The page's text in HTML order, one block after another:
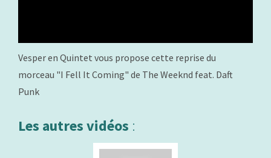
Vesper en Quintet vous propose cette reprise du
morceau "I Fell It Coming" de The Weeknd feat. Daft
Punk
Les autres vidéos :